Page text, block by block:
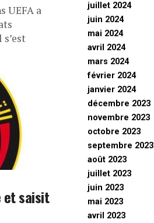
UEFA a
et saisit
juillet 2024
juin 2024
mai 2024
avril 2024
mars 2024
février 2024
janvier 2024
décembre 2023
novembre 2023
octobre 2023
septembre 2023
août 2023
juillet 2023
juin 2023
mai 2023
avril 2023